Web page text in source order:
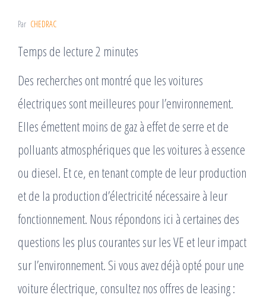
Par CHEDRAC
Temps de lecture 2 minutes
Des recherches ont montré que les voitures
électriques sont meilleures pour l’environnement.
Elles émettent moins de gaz à effet de serre et de
polluants atmosphériques que les voitures à essence
ou diesel. Et ce, en tenant compte de leur production
et de la production d’électricité nécessaire à leur
fonctionnement. Nous répondons ici à certaines des
questions les plus courantes sur les VE et leur impact
sur l’environnement. Si vous avez déjà opté pour une
voiture électrique, consultez nos offres de leasing :